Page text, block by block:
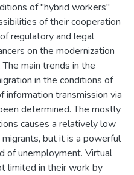
of "hybrid workers"
of their cooperation
regulatory and legal
on the modernization
main trends in the
in the conditions of
information transmission via
determined. The mostly
causes a relatively low
but it is a powerful
of unemployment. Virtual
limited in their work by